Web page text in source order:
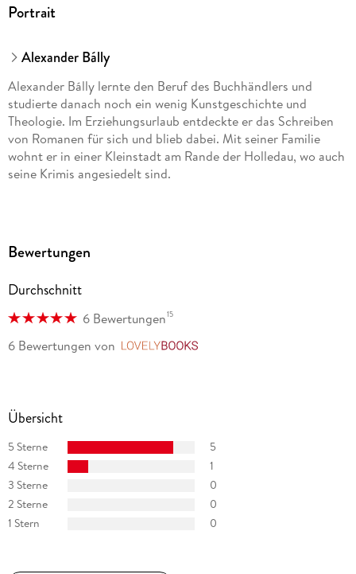
Portrait
Alexander Bálly
Alexander Bálly lernte den Beruf des Buchhändlers und
studierte danach noch ein wenig Kunstgeschichte und
Theologie. Im Erziehungsurlaub entdeckte er das Schreiben
von Romanen für sich und blieb dabei. Mit seiner Familie
wohnt er in einer Kleinstadt am Rande der Holledau, wo auch
seine Krimis angesiedelt sind.
Bewertungen
Durchschnitt
6 Bewertungen15
6 Bewertungen von
Übersicht
5 Sterne
5
4 Sterne
1
3 Sterne
0
2 Sterne
0
1 Stern
0